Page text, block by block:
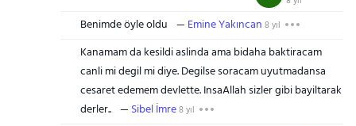
Benimde öyle oldu Emine Yakıncan 8 yıl
Kanamam da kesildi aslinda ama bidaha baktiracam
canli mi degil mi diye. Degilse soracam uyutmadansa
cesaret edemem devlette. InsaAllah sizler gibi bayiltarak
derler..
Sibel İmre8 yıl